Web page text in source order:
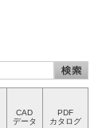
CAD
データ
PDF
カタログ